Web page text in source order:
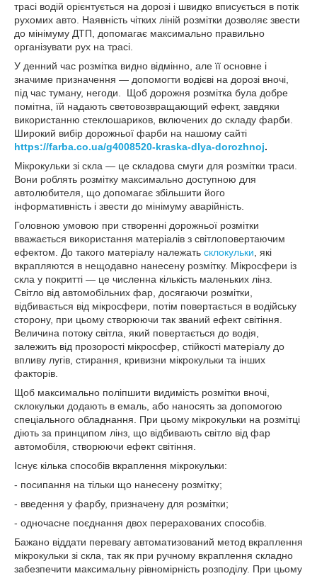
трасі водій орієнтується на дорозі і швидко вписується в потік
рухомих авто. Наявність чітких ліній розмітки дозволяє звести
до мінімуму ДТП, допомагає максимально правильно
організувати рух на трасі.
У денний час розмітка видно відмінно, але її основне і
значиме призначення ― допомогти водієві на дорозі вночі,
під час туману, негоди.
Щоб дорожня розмітка була добре
помітна, їй надають световозвращающий ефект, завдяки
використанню стеклошариков, включених до складу фарби.
Широкий вибір дорожньої фарби на нашому сайті
https://farba.co.ua/g4008520-kraska-dlya-dorozhnoj.
Мікрокульки зі скла ― це складова смуги для розмітки траси.
Вони роблять розмітку максимально доступною для
автолюбителя, що допомагає збільшити його
інформативність і звести до мінімуму аварійність.
Головною умовою при створенні дорожньої розмітки
вважається використання матеріалів з світлоповертаючим
ефектом. До такого матеріалу належать склокульки , які
вкрапляются в нещодавно нанесену розмітку. Мікросфери із
скла у покритті ― це численна кількість маленьких лінз.
Світло від автомобільних фар, досягаючи розмітки,
відбивається від мікросфери, потім повертається в водійську
сторону, при цьому створюючи так званий ефект світіння.
Величина потоку світла, який повертається до водія,
залежить від прозорості мікросфер, стійкості матеріалу до
впливу лугів, стирання, кривизни мікрокульки та інших
факторів.
Щоб максимально поліпшити видимість розмітки вночі,
склокульки додають в емаль, або наносять за допомогою
спеціального обладнання. При цьому мікрокульки на розмітці
діють за принципом лінз, що відбивають світло від фар
автомобіля, створюючи ефект світіння.
Існує кілька способів вкраплення мікрокульки:
- посипання на тільки що нанесену розмітку;
- введення у фарбу, призначену для розмітки;
- одночасне поєднання двох перерахованих способів.
Бажано віддати перевагу автоматизований метод вкраплення
мікрокульки зі скла, так як при ручному вкраплення складно
забезпечити максимальну рівномірність розподілу. При цьому